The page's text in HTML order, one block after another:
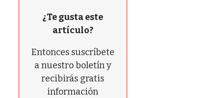
¿Te gusta este
artículo?
Entonces suscríbete
a nuestro boletín y
recibirás gratis
información